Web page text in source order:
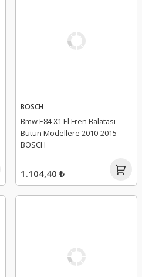
BOSCH
Bmw E84 X1 El Fren Balatası
Bütün Modellere 2010-2015
BOSCH
1.104,40 ₺